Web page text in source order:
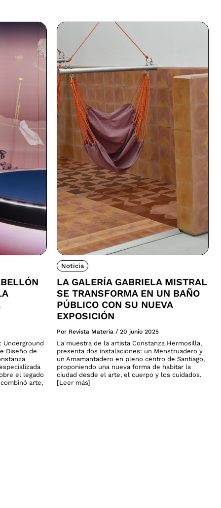
Underground
Diseño de
el legado
arte,
Noticia
LA GALERÍA GABRIELA MISTRAL
SE TRANSFORMA EN UN BAÑO
PÚBLICO CON SU NUEVA
EXPOSICIÓN
Por Revista Materia / 20 junio 2025
La muestra de la artista Constanza Hermosilla,
presenta dos instalaciones: un Menstruadero y
un Amamantadero en pleno centro de Santiago,
proponiendo una nueva forma de habitar la
ciudad desde el arte, el cuerpo y los cuidados.
[Leer más]